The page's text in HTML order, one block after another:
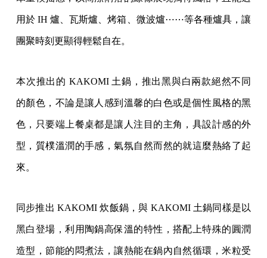
用於 IH 爐、瓦斯爐、烤箱、微波爐⋯⋯等各種爐具，讓
團聚時刻更顯得輕鬆自在。
本次推出的 KAKOMI 土鍋，推出黑與白兩款絕然不同
的顏色，不論是讓人感到溫馨的白色或是個性風格的黑
色，只要端上餐桌都是讓人注目的主角，具設計感的外
型，質樸溫潤的手感，氣氛自然而然的就這麼熱絡了起
來。
同步推出 KAKOMI 炊飯鍋，與 KAKOMI 土鍋同樣是以
黑白登場，利用陶鍋高保溫的特性，搭配上特殊的圓潤
造型，節能的悶煮法，讓熱能在鍋內自然循環，米粒受